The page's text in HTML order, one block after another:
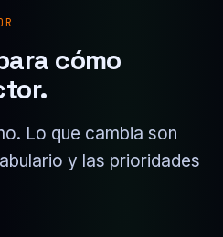
cómo
Lo que cambia son
y las prioridades